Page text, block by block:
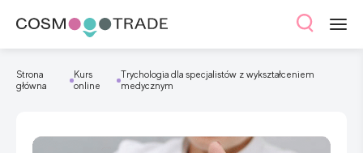
Strona
główna
Kurs
online
Trychologia dla specjalistów z wykształceniem
medycznym